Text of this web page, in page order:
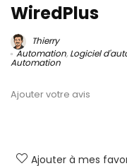
WiredPlus
Thierry
Automation, Logiciel
Automation
Ajouter votre avis
Ajouter à mes